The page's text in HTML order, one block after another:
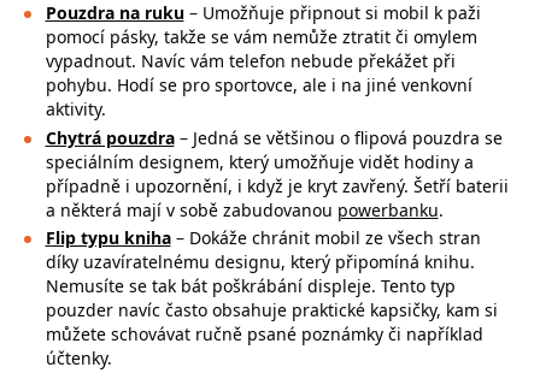
Pouzdra na ruku– Umožňuje připnout si mobil k paži
pomocí pásky, takže se vám nemůže ztratit či omylem
vypadnout. Navíc vám telefon nebude překážet při
pohybu. Hodí se pro sportovce, ale i na jiné venkovní
aktivity.
Chytrá pouzdra– Jedná se většinou o flipová pouzdra se
speciálním designem, který umožňuje vidět hodiny a
případně i upozornění, i když je kryt zavřený. Šetří baterii
a některá mají v sobě zabudovanou powerbanku.
Flip typu kniha– Dokáže chránit mobil ze všech stran
díky uzavíratelnému designu, který připomíná knihu.
Nemusíte se tak bát poškrábání displeje. Tento typ
pouzder navíc často obsahuje praktické kapsičky, kam si
můžete schovávat ručně psané poznámky či například
účtenky.